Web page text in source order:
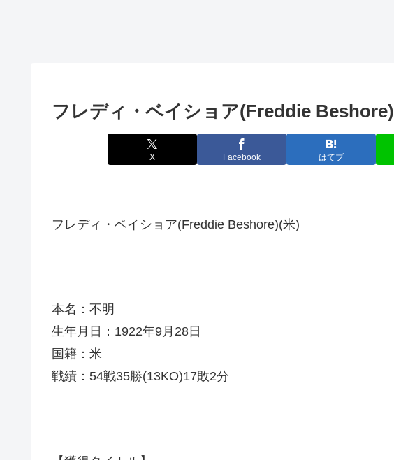
フレディ・ベイショア(Freddie Beshore)
X Facebook はてブ
フレディ・ベイショア(Freddie Beshore)(米)
本名：不明
生年月日：1922年9月28日
国籍：米
戦績：54戦35勝(13KO)17敗2分